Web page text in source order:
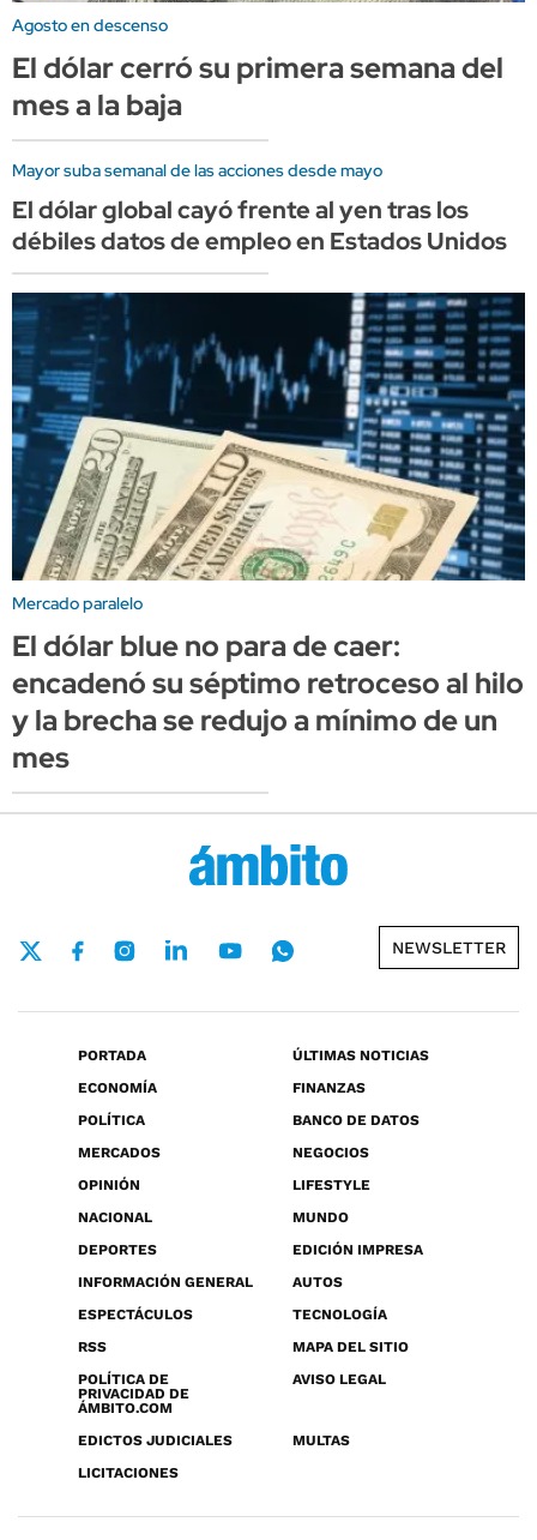
Agosto en descenso
El dólar cerró su primera semana del
mes a la baja
Mayor suba semanal de las acciones desde mayo
El dólar global cayó frente al yen tras los
débiles datos de empleo en Estados Unidos
Mercado paralelo
El dólar blue no para de caer:
encadenó su séptimo retroceso al hilo
y la brecha se redujo a mínimo de un
mes
NEWSLETTER
PORTADA
ÚLTIMAS NOTICIAS
ECONOMÍA
FINANZAS
POLÍTICA
BANCO DE DATOS
MERCADOS
NEGOCIOS
OPINIÓN
LIFESTYLE
NACIONAL
MUNDO
DEPORTES
EDICIÓN IMPRESA
INFORMACIÓN GENERAL
AUTOS
ESPECTÁCULOS
TECNOLOGÍA
RSS
MAPA DEL SITIO
POLÍTICA DE
PRIVACIDAD DE
ÁMBITO.COM
AVISO LEGAL
EDICTOS JUDICIALES
MULTAS
LICITACIONES